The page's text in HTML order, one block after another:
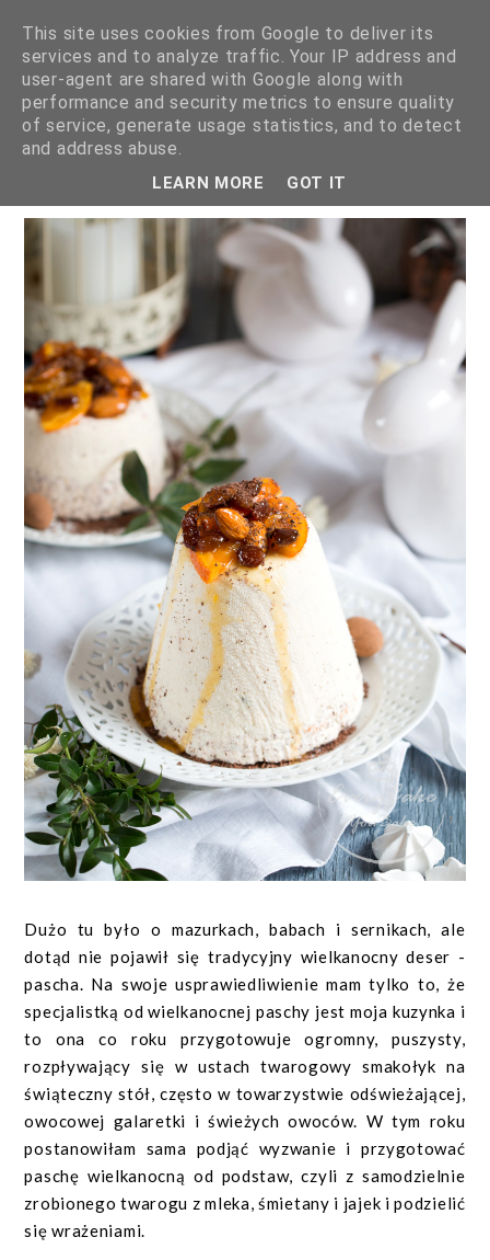
PASCHA WIELKANOCNA
28 marca 2018
Dużo tu było o mazurkach, babach i sernikach, ale
dotąd nie pojawił się tradycyjny wielkanocny deser -
pascha. Na swoje usprawiedliwienie mam tylko to, że
specjalistką od wielkanocnej paschy jest moja kuzynka i
to ona co roku przygotowuje ogromny, puszysty,
rozpływający się w ustach twarogowy smakołyk na
świąteczny stół, często w towarzystwie odświeżającej,
owocowej galaretki i świeżych owoców. W tym roku
postanowiłam sama podjąć wyzwanie i przygotować
paschę wielkanocną od podstaw, czyli z samodzielnie
zrobionego twarogu z mleka, śmietany i jajek i podzielić
się wrażeniami.
This site uses cookies from Google to deliver its
services and to analyze traffic. Your IP address and
user-agent are shared with Google along with
performance and security metrics to ensure quality
of service, generate usage statistics, and to detect
and address abuse.
LEARN MORE GOT IT